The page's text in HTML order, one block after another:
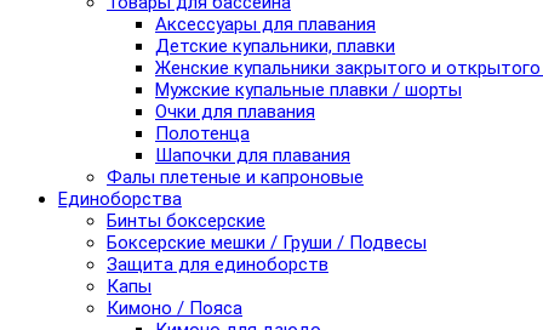
Аксессуары для плавания
Детские купальники, плавки
Женские купальники закрытого и
Мужские купальные плавки / шорты
Очки для плавания
Полотенца
Шапочки для плавания
Фалы плетеные и капроновые
Единоборства
Бинты боксерские
Боксерские мешки / Груши / Подвесы
Защита для единоборств
Капы
Кимоно / Пояса